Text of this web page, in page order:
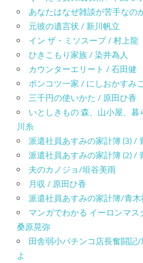
あなたはなぜ雑談が苦手なの
元彼の遺言状 / 新川帆立
イン ザ・ミソスープ / 村上龍
ひきこもり家族 / 染井為人
カウンターエリート / 石田健
ポンコツ一家 / にしおかすみ
三千円の使いかた / 原田ひ香
いとしきもの 森、山小屋、
川糸
派遣社員あすみの家計簿 (3) /
派遣社員あすみの家計簿 (2) /
夫のカノジョ/垣谷美雨
月収 / 原田ひ香
派遣社員あすみの家計簿/青木
マンガでわかる イーロンマ
桑原晃弥
田舎弱小パチンコ店長奮闘記
よ